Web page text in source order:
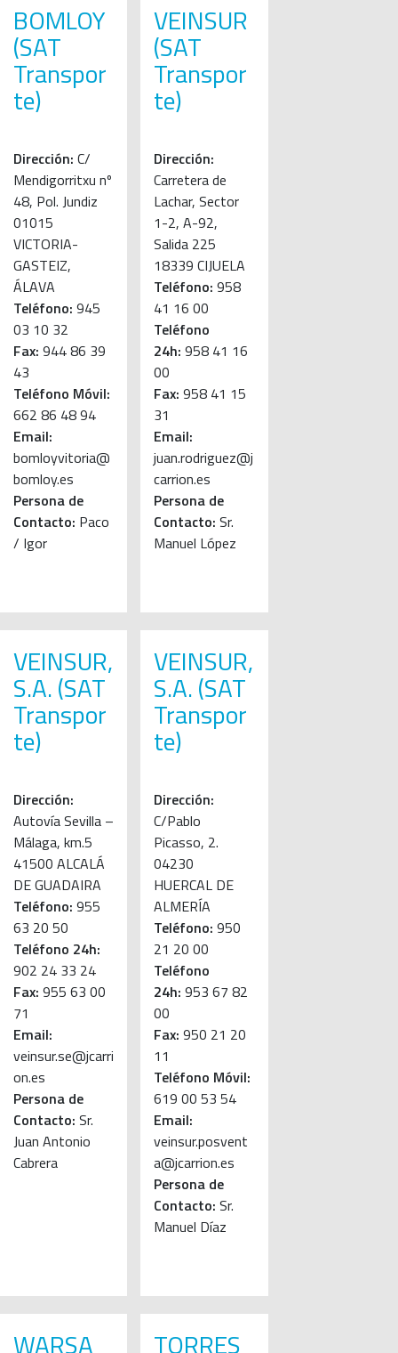
BOMLOY
(SAT
Transpor
te)
Dirección: C/
Mendigorritxu nº
48, Pol. Jundiz
01015
VICTORIA-
GASTEIZ,
ÁLAVA
Teléfono: 945
03 10 32
Fax: 944 86 39
43
Teléfono Móvil:
662 86 48 94
Email:
bomloyvitoria@
bomloy.es
Persona de
Contacto: Paco
/ Igor
VEINSUR
(SAT
Transpor
te)
Dirección:
Carretera de
Lachar, Sector
1-2, A-92,
Salida 225
18339 CIJUELA
Teléfono: 958
41 16 00
Teléfono
24h:958 41 16
00
Fax: 958 41 15
31
Email:
juan.rodriguez@j
carrion.es
Persona de
Contacto: Sr.
Manuel López
VEINSUR,
S.A. (SAT
Transpor
te)
Dirección:
Autovía Sevilla –
Málaga, km.5
41500 ALCALÁ
DE GUADAIRA
Teléfono: 955
63 20 50
Teléfono 24h:
902 24 33 24
Fax: 955 63 00
71
Email:
veinsur.se@jcarri
on.es
Persona de
Contacto: Sr.
Juan Antonio
Cabrera
VEINSUR,
S.A. (SAT
Transpor
te)
Dirección:
C/Pablo
Picasso, 2.
04230
HUERCAL DE
ALMERÍA
Teléfono: 950
21 20 00
Teléfono
24h:953 67 82
00
Fax: 950 21 20
11
Teléfono Móvil:
619 00 53 54
Email:
veinsur.posvent
a@jcarrion.es
Persona de
Contacto: Sr.
Manuel Díaz
WARSA TORRES